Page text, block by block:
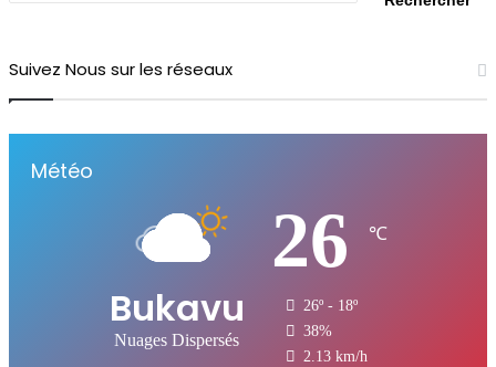
Suivez Nous sur les réseaux
Météo
Bukavu
Nuages Dispersés
26 ℃
26º - 18º
38%
2.13 km/h